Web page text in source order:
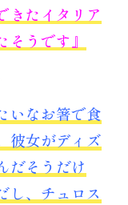
きたイタリア
うです』
いなお箸で食
彼女がディズ
だそうだけ
し、チュロス